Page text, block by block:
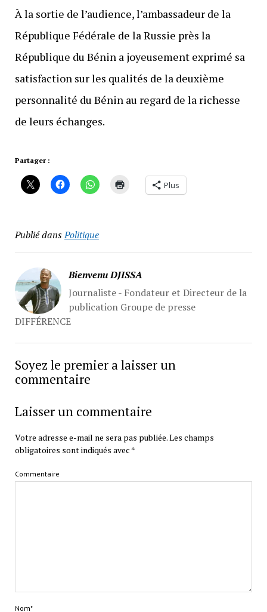
À la sortie de l’audience, l’ambassadeur de la
République Fédérale de la Russie près la
République du Bénin a joyeusement exprimé sa
satisfaction sur les qualités de la deuxième
personnalité du Bénin au regard de la richesse
de leurs échanges.
Partager :
Plus
Publié dansPolitique
Bienvenu DJISSA
Journaliste - Fondateur et Directeur de la
publication Groupe de presse
DIFFÉRENCE
Soyez le premier a laisser un
commentaire
Laisser un commentaire
Votre adresse e-mail ne sera pas publiée.Les champs
obligatoires sont indiqués avec *
Commentaire
Nom*